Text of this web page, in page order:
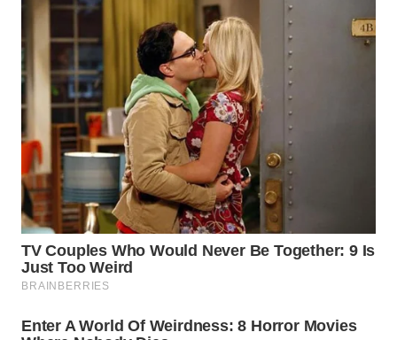
WN
SULSEL
WN
GORONTALO
WN
SULUT
WN
MALUKU
MALUT